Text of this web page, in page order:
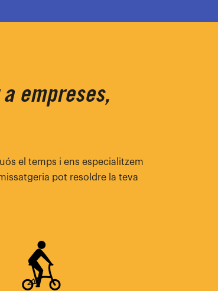
empreses,
el temps i ens especialitzem
pot resoldre la teva